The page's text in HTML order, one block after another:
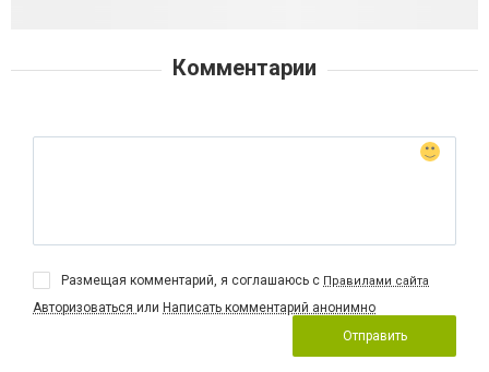
Комментарии
Размещая комментарий, я соглашаюсь с Правилами сайта
Авторизоваться или Написать комментарий анонимно
Отправить